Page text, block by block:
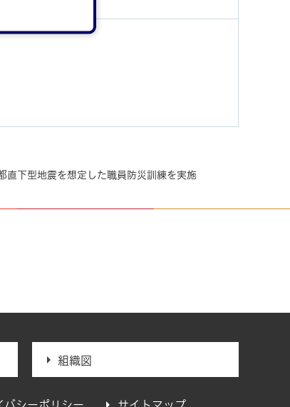
下型地震を想定した職員防災訓練を実施
組織図
バシーポリシー サイトマップ